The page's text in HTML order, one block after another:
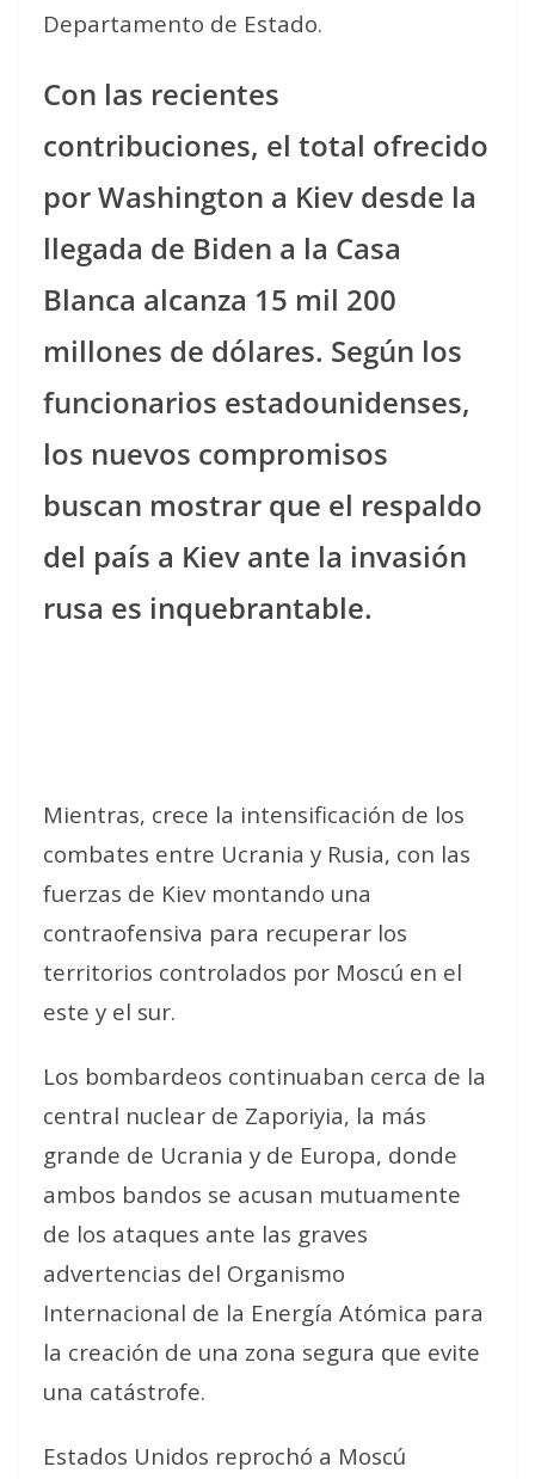
Departamento de Estado.
Con las recientes
contribuciones, el total ofrecido
por Washington a Kiev desde la
llegada de Biden a la Casa
Blanca alcanza 15 mil 200
millones de dólares. Según los
funcionarios estadounidenses,
los nuevos compromisos
buscan mostrar que el respaldo
del país a Kiev ante la invasión
rusa es inquebrantable.
Mientras, crece la intensificación de los
combates entre Ucrania y Rusia, con las
fuerzas de Kiev montando una
contraofensiva para recuperar los
territorios controlados por Moscú en el
este y el sur.
Los bombardeos continuaban cerca de la
central nuclear de Zaporiyia, la más
grande de Ucrania y de Europa, donde
ambos bandos se acusan mutuamente
de los ataques ante las graves
advertencias del Organismo
Internacional de la Energía Atómica para
la creación de una zona segura que evite
una catástrofe.
Estados Unidos reprochó a Moscú